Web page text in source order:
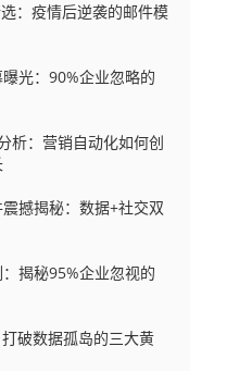
：疫情后逆袭的邮件模
光：90%企业忽略的
析：营销自动化如何创
撼揭秘：数据+社交双
揭秘95%企业忽视的
破数据孤岛的三大黄